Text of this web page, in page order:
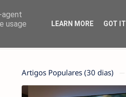
Artigos Populares (30 dias)
agent
usage
LEARN MORE GOT IT